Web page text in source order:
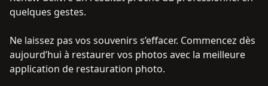
quelques gestes.
Ne laissez pas vos souvenirs s’effacer. Commencez dès
aujourd’hui à restaurer vos photos avec la meilleure
application de restauration photo.